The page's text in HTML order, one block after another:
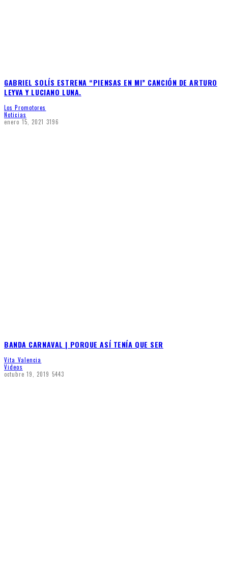
GABRIEL SOLÍS ESTRENA “PIENSAS EN MI” CANCIÓN DE ARTURO
LEYVA Y LUCIANO LUNA.
Los Promotores
Noticias
enero 15, 2021 3196
BANDA CARNAVAL | PORQUE ASÍ TENÍA QUE SER
Vita Valencia
Videos
octubre 19, 2019 5443